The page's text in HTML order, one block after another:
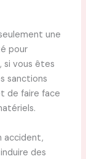
une
pour
si vous êtes
sanctions
de faire face
accident,
des